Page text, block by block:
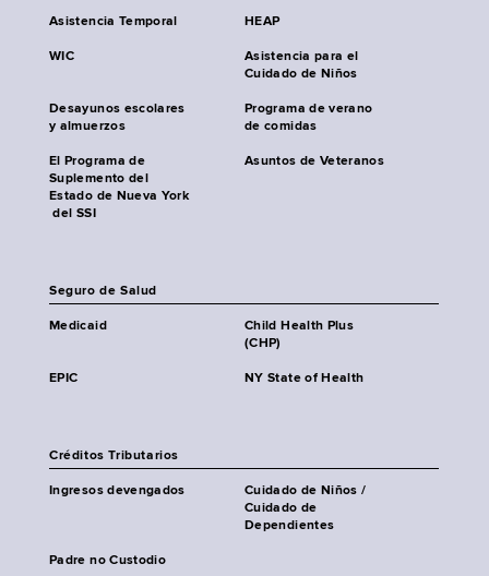
Asistencia Temporal HEAP
WIC
Asistencia para el
Cuidado de Niños
Desayunos escolares
y almuerzos
Programa de verano
de comidas
El Programa de
Suplemento del
Estado de Nueva York
del SSI
Asuntos de Veteranos
Seguro de Salud
Medicaid
Child Health Plus
(CHP)
EPIC NY State of Health
Créditos Tributarios
Ingresos devengados
Cuidado de Niños /
Cuidado de
Dependientes
Padre no Custodio